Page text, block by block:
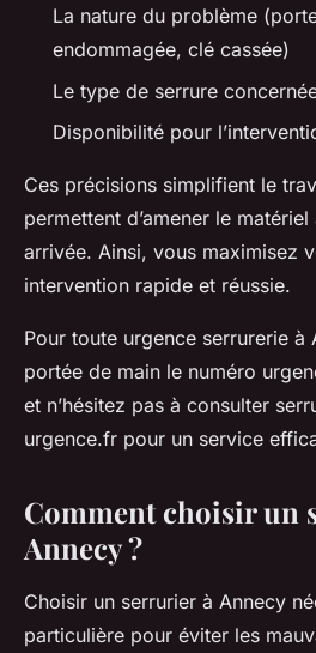
La nature du problème
endommagée, clé cassée)
Le type de serrure
Disponibilité pour
Ces précisions simplifient le
permettent d’amener le
arrivée. Ainsi, vous maximisez
intervention rapide et réussie.
Pour toute urgence serrurerie à
portée de main le numéro
et n’hésitez pas à consulter
urgence.fr pour un service
Comment choisir un
Annecy ?
Choisir un serrurier à Annecy
particulière pour éviter les